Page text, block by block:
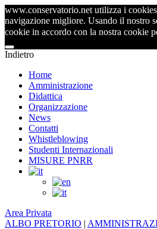
www.conservatorio.net utilizza i
navigazione migliore. Usando il nostro
cookie in accordo con la nostra cookie
Indietro
Home
Amministrazione
Didattica
Organizzazione
News
Contatti
Whistleblowing
Studenti Internazionali
MISURE PNRR
Area Privata
ALBO PRETORIO |